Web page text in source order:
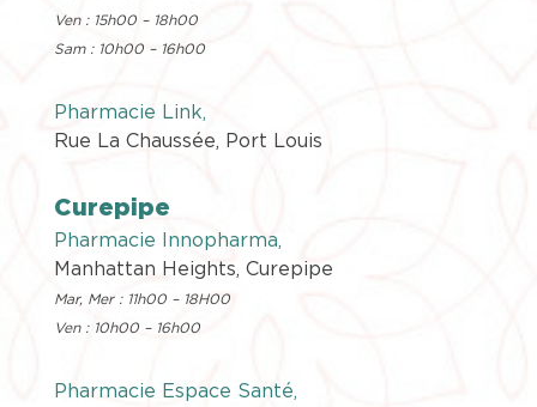
Ven : 15h00 – 18h00
Sam : 10h00 – 16h00
Pharmacie Link,
Rue La Chaussée, Port Louis
Curepipe
Pharmacie Innopharma,
Manhattan Heights, Curepipe
Mar, Mer : 11h00 – 18H00
Ven : 10h00 – 16h00
Pharmacie Espace Santé,